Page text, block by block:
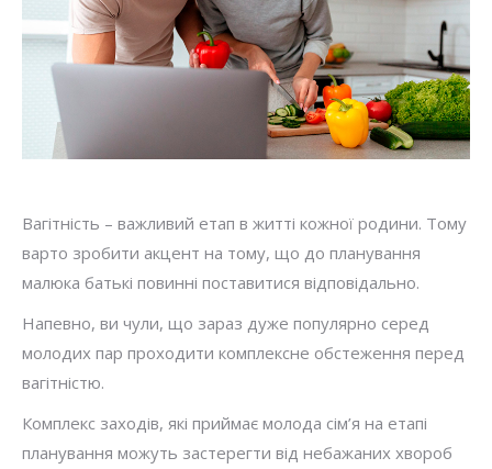
Вагітність – важливий етап в житті кожної родини. Тому
варто зробити акцент на тому, що до планування
малюка батькі повинні поставитися відповідально.
Напевно, ви чули, що зараз дуже популярно серед
молодих пар проходити комплексне обстеження перед
вагітністю.
Комплекс заходів, які приймає молода сім’я на етапі
планування можуть застерегти від небажаних хвороб